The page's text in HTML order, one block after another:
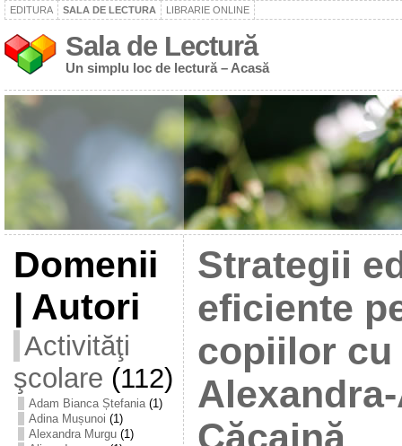
EDITURA SALA DE LECTURA LIBRARIE ONLINE
Sala de Lectură
Un simplu loc de lectură – Acasă
Domenii
| Autori
Activităţi
şcolare (112)
Adam Bianca Ștefania(1)
Adina Mușunoi (1)
Alexandra Murgu(1)
Strategii
eficiente
copiilor cu
Căcaină